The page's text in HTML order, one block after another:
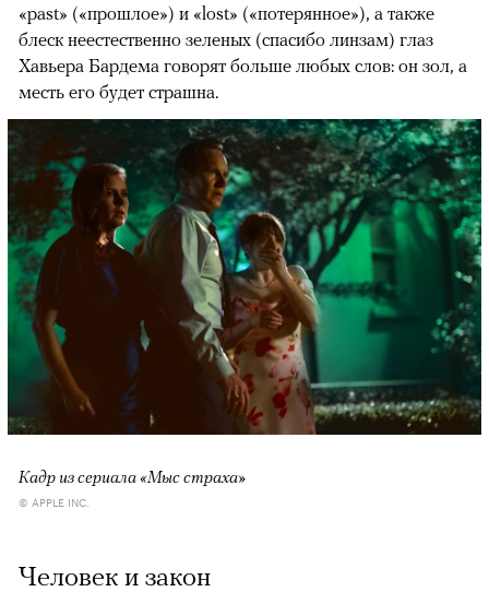
«past» («прошлое») и «lost» («потерянное»), а также
блеск неестественно зеленых (спасибо линзам) глаз
Хавьера Бардема говорят больше любых слов: он зол, а
месть его будет страшна.
Кадр из сериала «Мыс страха»
© APPLE INC.
Человек и закон